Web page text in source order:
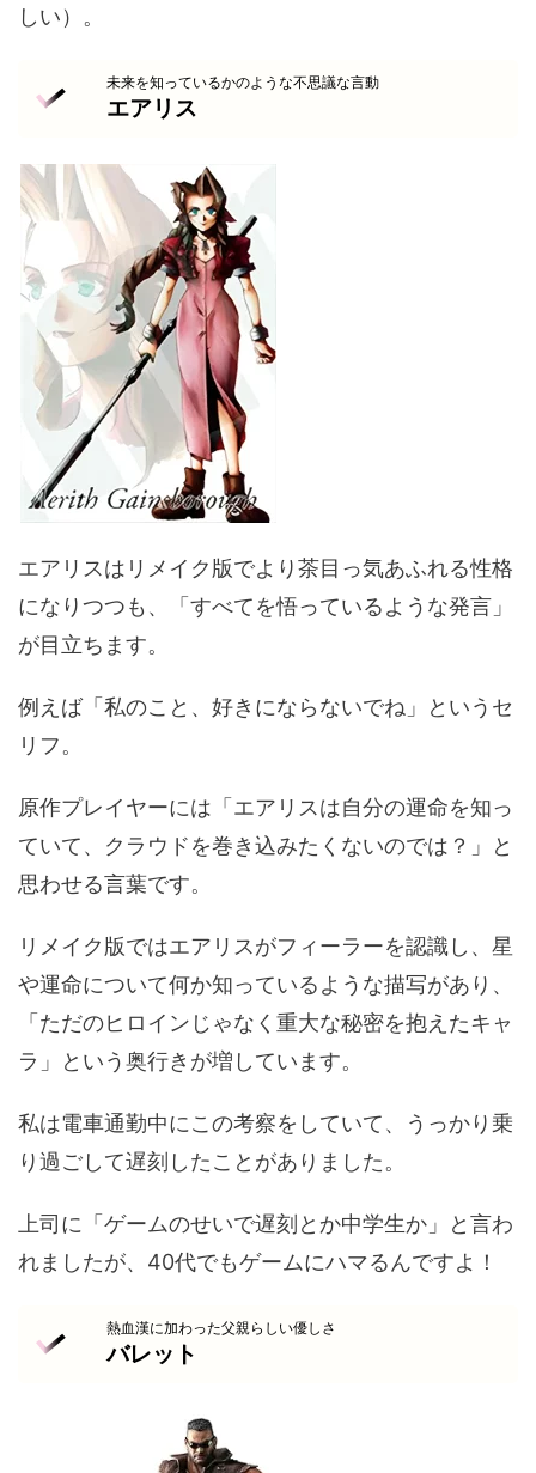
しい）。
未来を知っているかのような不思議な言動
エアリス
エアリスはリメイク版でより茶目っ気あふれる性格
になりつつも、「すべてを悟っているような発言」
が目立ちます。
例えば「私のこと、好きにならないでね」というセ
リフ。
原作プレイヤーには「エアリスは自分の運命を知っ
ていて、クラウドを巻き込みたくないのでは？」と
思わせる言葉です。
リメイク版ではエアリスがフィーラーを認識し、星
や運命について何か知っているような描写があり、
「ただのヒロインじゃなく重大な秘密を抱えたキャ
ラ」という奥行きが増しています。
私は電車通勤中にこの考察をしていて、うっかり乗
り過ごして遅刻したことがありました。
上司に「ゲームのせいで遅刻とか中学生か」と言わ
れましたが、40代でもゲームにハマるんですよ！
熱血漢に加わった父親らしい優しさ
バレット